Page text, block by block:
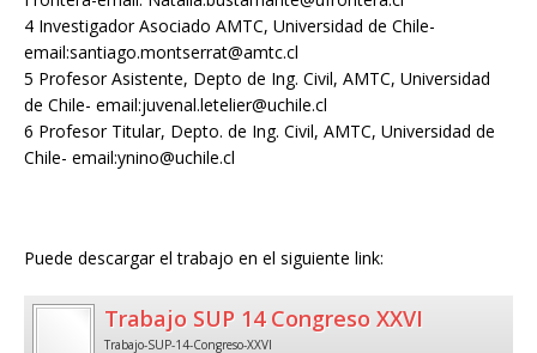
4 Investigador Asociado AMTC, Universidad de Chile-
email:santiago.montserrat@amtc.cl
5 Profesor Asistente, Depto de Ing. Civil, AMTC, Universidad
de Chile- email:juvenal.letelier@uchile.cl
6 Profesor Titular, Depto. de Ing. Civil, AMTC, Universidad de
Chile- email:ynino@uchile.cl
Puede descargar el trabajo en el siguiente link:
Trabajo SUP 14 Congreso XXVI
Trabajo-SUP-14-Congreso-XXVI